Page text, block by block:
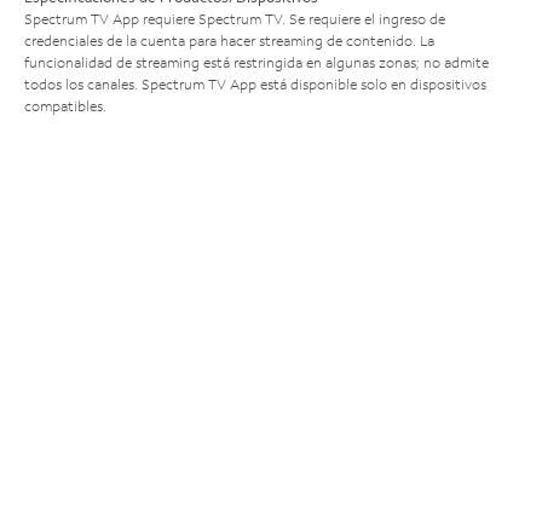
Spectrum TV App requiere Spectrum TV. Se requiere el ingreso de
credenciales de la cuenta para hacer streaming de contenido. La
funcionalidad de streaming está restringida en algunas zonas; no admite
todos los canales. Spectrum TV App está disponible solo en dispositivos
compatibles.